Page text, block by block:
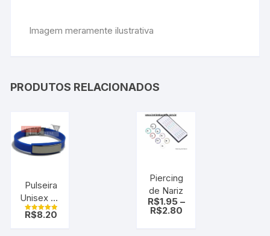
Imagem meramente ilustrativa
PRODUTOS RELACIONADOS
Pulseira
Unisex de
Silicone
Azul com
Avaliação
R$8.20
Piercing
de Nariz
R$1.95–
R$2.80